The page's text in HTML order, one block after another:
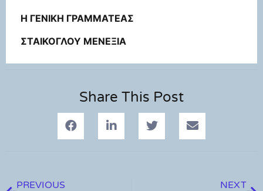
Η ΓΕΝΙΚΗ ΓΡΑΜΜΑΤΕΑΣ
ΣΤΑΙΚΟΓΛΟΥ ΜΕΝΕΞΙΑ
Share This Post
PREVIOUS NEXT